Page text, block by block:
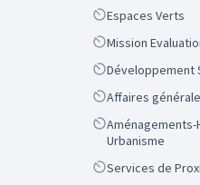
ScopeEspaces Verts
ScopeMission
ScopeDéveloppement
ScopeAffaires
Scope
Aménagements-Habitat-
Urbanisme
ScopeServices de